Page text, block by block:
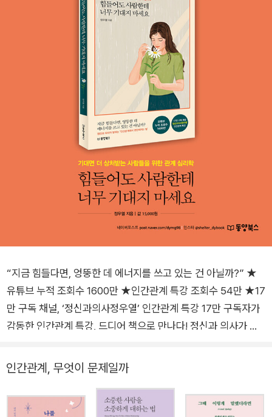
“지금 힘들다면, 엉뚱한 데 에너지를 쓰고 있는 건 아닐까?” ★
유튜브 누적 조회수 1600만 ★인간관계 특강 조회수 54만 ★17
만 구독 채널, ‘정신과의사정우열’ 인간관계 특강 17만 구독자가
감동한 인간관계 특강, 드디어 책으로 만나다! 정신과 의사가 말
는 ‘인싸’였는데, 지금 다니는 회사에서는 ‘아싸’가 되어버렸어요.
제가 어쩌다가 이렇게 소심한 캐릭터가 되어버렸는지 모르겠어
요. 저 자신한테 너무 실망스러워요. 어떻게 하면 다시 ‘인싸’가
될 수 있을까요?” ◈고민 상담 2 “맨날 자기 자랑하는 회사 동료
인간관계, 무엇이 문제일까